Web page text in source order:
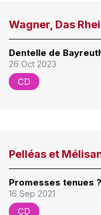
Wagner, Das
Dentelle de
26 Oct 2023
CD
Pelléas et
Promesses tenues
16 Sep 2021
CD